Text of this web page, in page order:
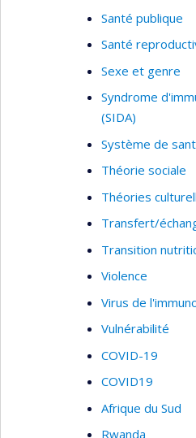
Santé publique
Santé
Sexe et genre
Syndrome
(SIDA)
Système de
Théorie sociale
Théories
Transfert/
Transition
Violence
Virus de
Vulnérabilité
COVID-19
COVID19
Afrique du Sud
Rwanda